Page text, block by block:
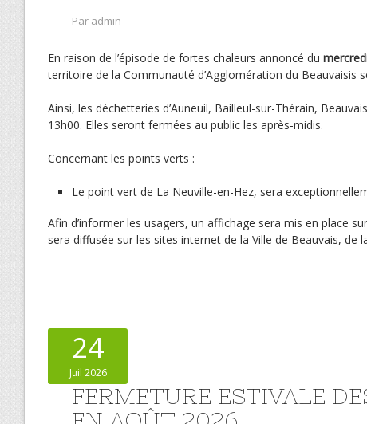
Par admin
En raison de l’épisode de fortes chaleurs annoncé du
territoire de la Communauté d’Agglomération du Beauvaisis
Ainsi, les déchetteries d’Auneuil, Bailleul-sur-Thérain,
13h00. Elles seront fermées au public les après-midis.
Concernant les points verts :
Le point vert de La Neuville-en-Hez, sera
Afin d’informer les usagers, un affichage sera mis en place
sera diffusée sur les sites internet de la Ville de Beauvais, de
24
Juil 2026
FERMETURE ESTIVALE